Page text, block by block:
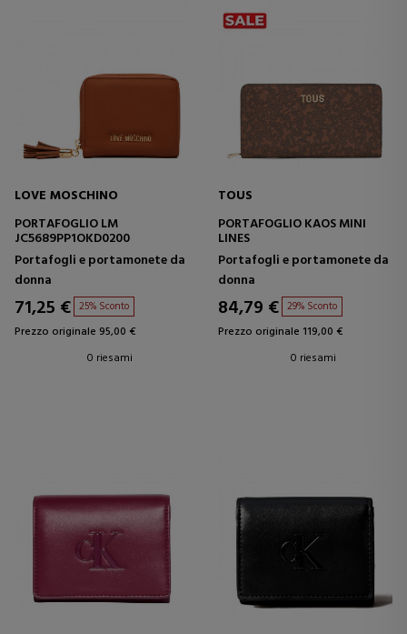
LOVE MOSCHINO
PORTAFOGLIO LM
JC5689PP1OKD0200
Portafogli e portamonete da
donna
71,25 € 25% Sconto
Prezzo originale 95,00 €
0 riesami
TOUS
PORTAFOGLIO KAOS MINI
LINES
Portafogli e portamonete da
donna
84,79 € 29% Sconto
Prezzo originale 119,00 €
0 riesami